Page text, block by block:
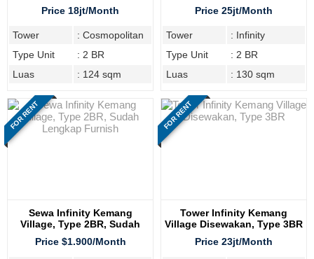
Price 18jt/Month
Tower
: Cosmopolitan
Type Unit
: 2 BR
Luas
: 124 sqm
Price 25jt/Month
Tower
: Infinity
Type Unit
: 2 BR
Luas
: 130 sqm
FOR RENT
Sewa Infinity Kemang
Village, Type 2BR, Sudah
Lengkap Furnish
Price $1.900/Month
FOR RENT
Tower Infinity Kemang
Village Disewakan, Type 3BR
Price 23jt/Month